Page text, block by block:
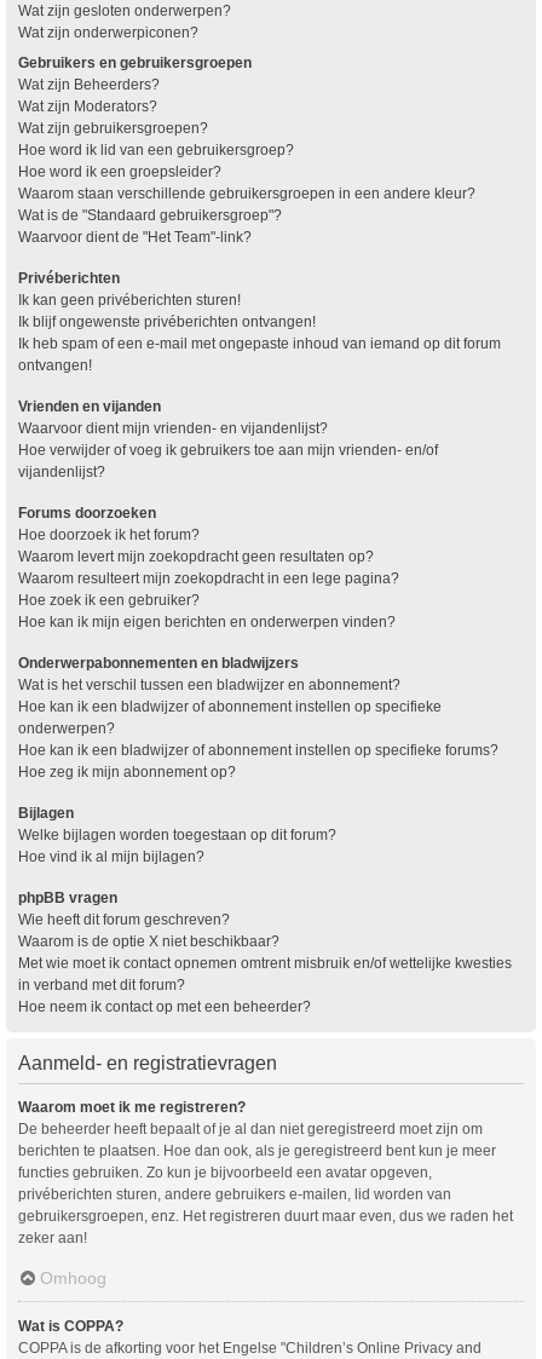
Wat zijn gesloten onderwerpen?
Wat zijn onderwerpiconen?
Gebruikers en gebruikersgroepen
Wat zijn Beheerders?
Wat zijn Moderators?
Wat zijn gebruikersgroepen?
Hoe word ik lid van een gebruikersgroep?
Hoe word ik een groepsleider?
Waarom staan verschillende gebruikersgroepen in een andere kleur?
Wat is de "Standaard gebruikersgroep"?
Waarvoor dient de "Het Team"-link?
Privéberichten
Ik kan geen privéberichten sturen!
Ik blijf ongewenste privéberichten ontvangen!
Ik heb spam of een e-mail met ongepaste inhoud van iemand op dit forum
ontvangen!
Vrienden en vijanden
Waarvoor dient mijn vrienden- en vijandenlijst?
Hoe verwijder of voeg ik gebruikers toe aan mijn vrienden- en/of
vijandenlijst?
Forums doorzoeken
Hoe doorzoek ik het forum?
Waarom levert mijn zoekopdracht geen resultaten op?
Waarom resulteert mijn zoekopdracht in een lege pagina?
Hoe zoek ik een gebruiker?
Hoe kan ik mijn eigen berichten en onderwerpen vinden?
Onderwerpabonnementen en bladwijzers
Wat is het verschil tussen een bladwijzer en abonnement?
Hoe kan ik een bladwijzer of abonnement instellen op specifieke
onderwerpen?
Hoe kan ik een bladwijzer of abonnement instellen op specifieke forums?
Hoe zeg ik mijn abonnement op?
Bijlagen
Welke bijlagen worden toegestaan op dit forum?
Hoe vind ik al mijn bijlagen?
phpBB vragen
Wie heeft dit forum geschreven?
Waarom is de optie X niet beschikbaar?
Met wie moet ik contact opnemen omtrent misbruik en/of wettelijke kwesties
in verband met dit forum?
Hoe neem ik contact op met een beheerder?
Aanmeld- en registratievragen
Waarom moet ik me registreren?
De beheerder heeft bepaalt of je al dan niet geregistreerd moet zijn om
berichten te plaatsen. Hoe dan ook, als je geregistreerd bent kun je meer
functies gebruiken. Zo kun je bijvoorbeeld een avatar opgeven,
privéberichten sturen, andere gebruikers e-mailen, lid worden van
gebruikersgroepen, enz. Het registreren duurt maar even, dus we raden het
zeker aan!
Omhoog
Wat is COPPA?
COPPA is de afkorting voor het Engelse "Children’s Online Privacy and